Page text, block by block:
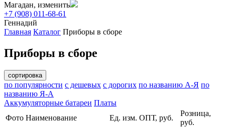
Магадан, изменить
+7 (908) 011-68-61
Геннадий
Главная Каталог Приборы в сборе
Приборы в сборе
сортировка
по популярности с дешевых с дорогих по названию А-Я по
названию Я-А
Аккумуляторные батареи Платы
Фото Наименование Ед. изм. ОПТ, руб.
Розница,
руб.